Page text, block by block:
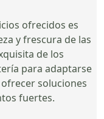
ofrecidos es
y frescura de las
de los
para adaptarse
soluciones
fuertes.